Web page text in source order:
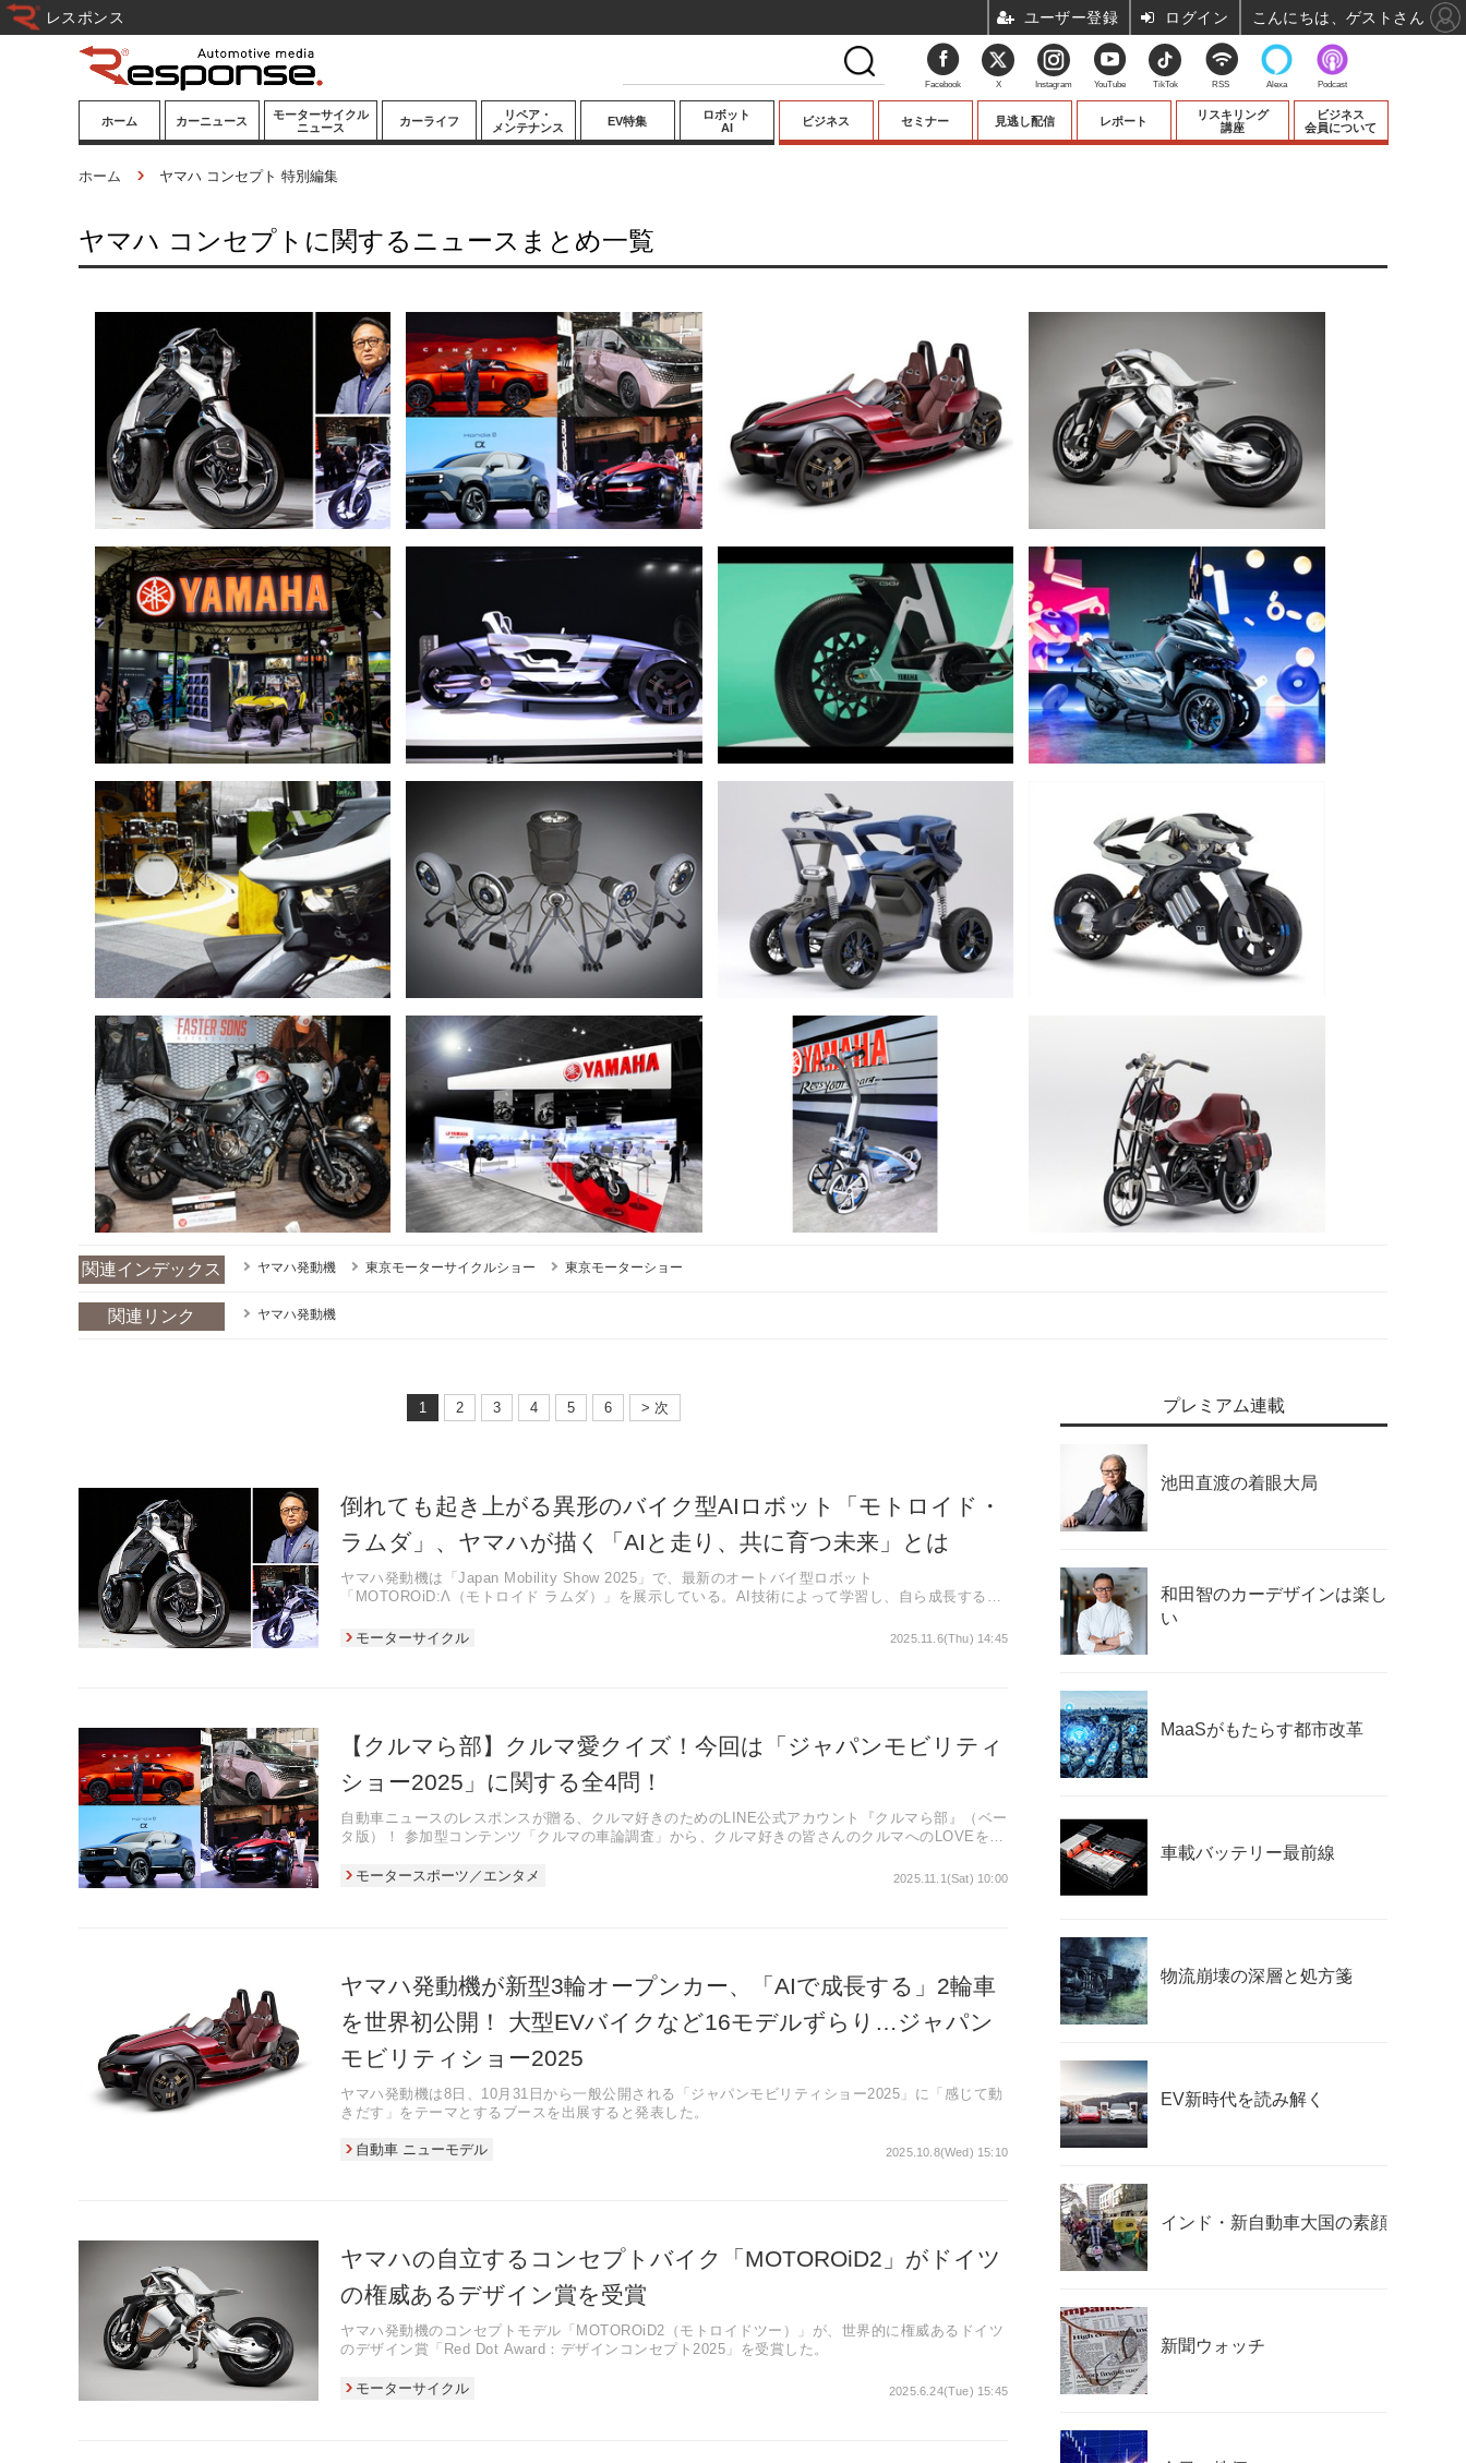
ホーム カーニュース
道路交通/社会
鉄道
航空
宇宙
モーターサイクル
ニュース
カーライフ
カーオーディオ
モータースポー
リペア・
メンテナンス
EV特集
ロボット
AI
ビジネス
キーパーソンイ
セミナー 見逃し配信 レポート
リスキリング
講座
ビジネス
会員について
ホーム ヤマハ コンセプト 特別編集
ヤマハ コンセプトに関するニュースまとめ一覧
関連インデックス ヤマハ発動機 東京モーターサイクルショー 東京モーターショー
関連リンク ヤマハ発動機
1 2 3 4 5 6 > 次
モーターサイクル 2025.11.6(Thu) 14:45
倒れても起き上がる異形のバイク型AIロボット「モトロイド・
ラムダ」、ヤマハが描く「AIと走り、共に育つ未来」とは
ヤマハ発動機は「Japan Mobility Show 2025」で、最新のオートバイ型ロボット
「MOTOROiD:Λ（モトロイド ラムダ）」を展示している。AI技術によって学習し、自ら成長する新
モータースポーツ／エンタメ 2025.11.1(Sat) 10:00
【クルマら部】クルマ愛クイズ！今回は「ジャパンモビリティ
ショー2025」に関する全4問！
自動車ニュースのレスポンスが贈る、クルマ好きのためのLINE公式アカウント『クルマら部』（ベー
タ版）！ 参加型コンテンツ「クルマの車論調査」から、クルマ好きの皆さんのクルマへのLOVEを試
自動車 ニューモデル 2025.10.8(Wed) 15:10
ヤマハ発動機が新型3輪オープンカー、「AIで成長する」2輪車
を世界初公開！ 大型EVバイクなど16モデルずらり…ジャパン
モビリティショー2025
ヤマハ発動機は8日、10月31日から一般公開される「ジャパンモビリティショー2025」に「感じて動
きだす」をテーマとするブースを出展すると発表した。
モーターサイクル 2025.6.24(Tue) 15:45
ヤマハの自立するコンセプトバイク「MOTOROiD2」がドイツ
の権威あるデザイン賞を受賞
ヤマハ発動機のコンセプトモデル「MOTOROiD2（モトロイドツー）」が、世界的に権威あるドイツ
のデザイン賞「Red Dot Award：デザインコンセプト2025」を受賞した。
プレミアム連載
池田直渡の着眼大局
和田智のカーデザインは楽し
い
MaaSがもたらす都市改革
車載バッテリー最前線
物流崩壊の深層と処方箋
EV新時代を読み解く
インド・新自動車大国の素顔
新聞ウォッチ
Facebook X Instagram YouTube TikTok RSS Alexa Podcast
レスポンス ユーザー登録 ログイン こんにちは、ゲストさん